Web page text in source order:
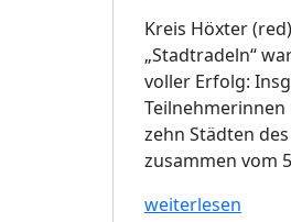
Kreis Höxter
„Stadtradeln“
voller Erfolg:
Teilnehmerinnen
zehn Städten
zusammen vom
weiterlesen